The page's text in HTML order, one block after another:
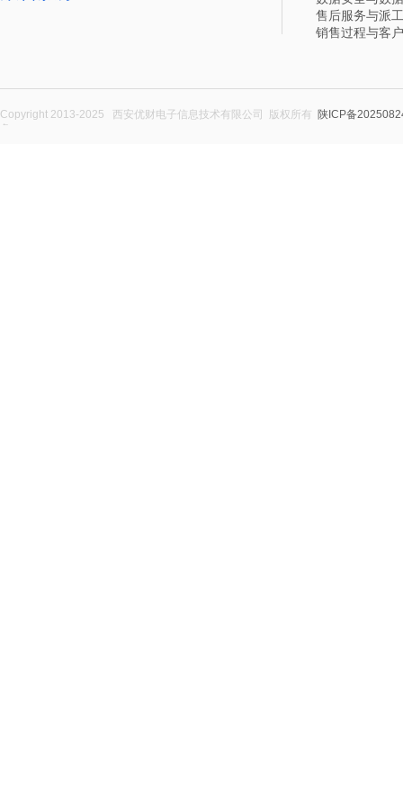
Copyright 2013-2025 西安优财电子信息技术有限公司 版权所有 陕ICP备
务
售后服务与派
销售过程与客